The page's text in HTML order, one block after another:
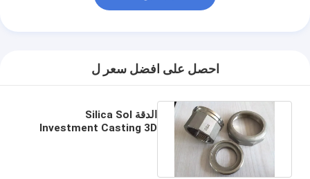
احصل على افضل سعر ل
الدقة Silica Sol
Investment Casting 3D